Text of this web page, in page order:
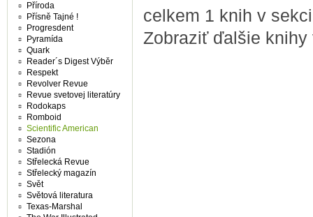
celkem 1 knih v
Zobraziť ďalšie
Příroda
Přísně Tajné !
Progresdent
Pyramída
Quark
Reader´s Digest Výběr
Respekt
Revolver Revue
Revue svetovej literatúry
Rodokaps
Romboid
Scientific American
Sezona
Stadión
Střelecká Revue
Střelecký magazín
Svět
Světová literatura
Texas-Marshal